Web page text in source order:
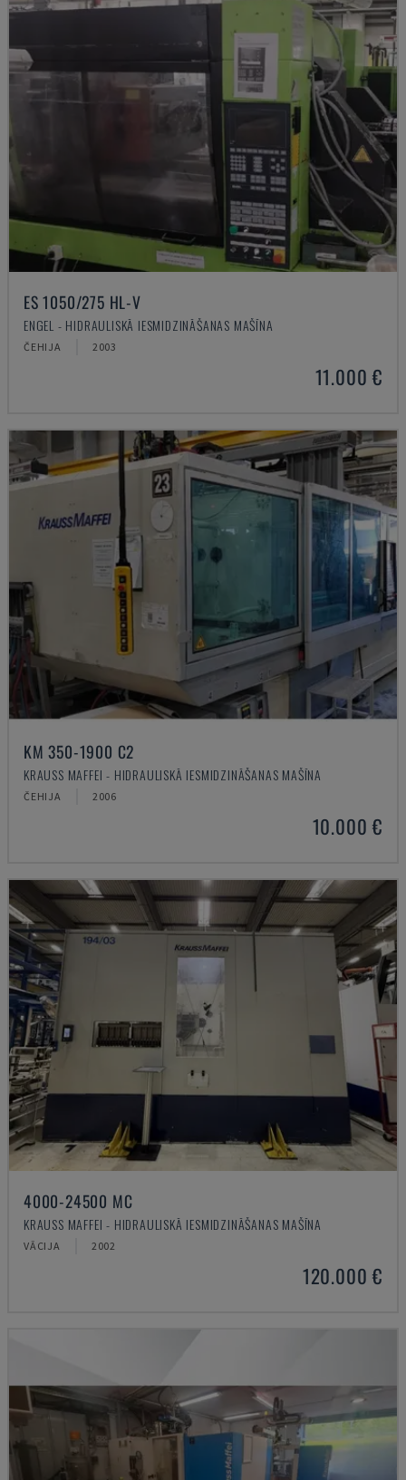
ES 1050/275 HL-V
ENGEL - HIDRAULISKĀ IESMIDZINĀŠANAS MAŠĪNA
ČEHIJA 2003
11.000 €
KM 350-1900 C2
KRAUSS MAFFEI - HIDRAULISKĀ IESMIDZINĀŠANAS MAŠĪNA
ČEHIJA 2006
10.000 €
4000-24500 MC
KRAUSS MAFFEI - HIDRAULISKĀ IESMIDZINĀŠANAS MAŠĪNA
VĀCIJA 2002
120.000 €